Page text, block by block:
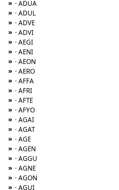
» · ADUA
» · ADUL
» · ADVE
» · ADVI
» · AEGI
» · AENI
» · AEON
» · AERO
» · AFFA
» · AFRI
» · AFTE
» · AFYO
» · AGAI
» · AGAT
» · AGE
» · AGEN
» · AGGU
» · AGNE
» · AGON
» · AGUI